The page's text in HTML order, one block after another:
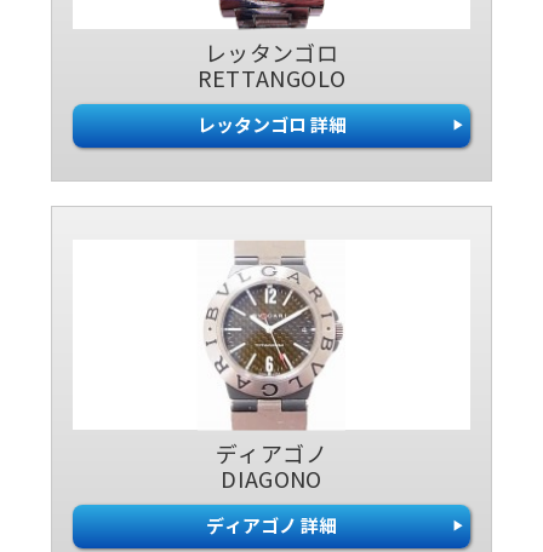
レッタンゴロ
RETTANGOLO
レッタンゴロ 詳細
ディアゴノ
DIAGONO
ディアゴノ 詳細